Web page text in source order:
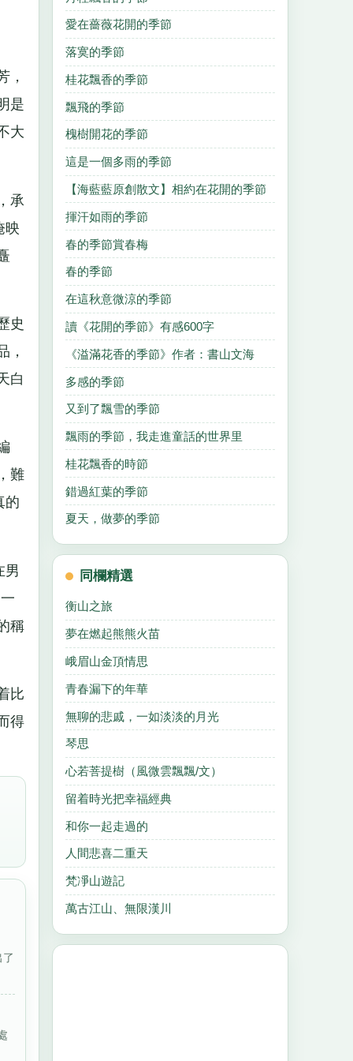
，
是
大
承
映
史
，
白
難
的
男
稱
比
得
愛在薔薇花開的季節
落寞的季節
桂花飄香的季節
飄飛的季節
槐樹開花的季節
這是一個多雨的季節
【海藍藍原創散文】相約在花開的季節
揮汗如雨的季節
春的季節賞春梅
春的季節
在這秋意微涼的季節
讀《花開的季節》有感600字
《溢滿花香的季節》作者：書山文海
多感的季節
又到了飄雪的季節
飄雨的季節，我走進童話的世界里
桂花飄香的時節
錯過紅葉的季節
夏天，做夢的季節
同欄精選
衡山之旅
夢在燃起熊熊火苗
峨眉山金頂情思
青春漏下的年華
無聊的悲戚，一如淡淡的月光
琴思
心若菩提樹（風微雲飄飄/文）
留着時光把幸福經典
和你一起走過的
人間悲喜二重天
梵凈山遊記
萬古江山、無限漢川